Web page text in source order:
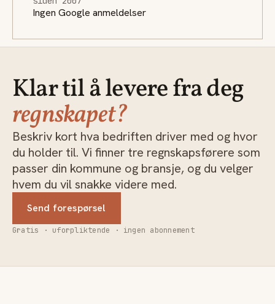
Ingen Google anmeldelser
Klar til å levere fra deg
regnskapet?
Beskriv kort hva bedriften driver med og hvor
du holder til. Vi finner tre regnskapsførere som
passer din kommune og bransje, og du velger
hvem du vil snakke videre med.
Send forespørsel
Gratis · uforpliktende · ingen abonnement